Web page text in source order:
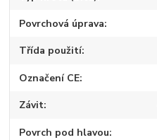
Povrchová úprava
Třída použití
Označení CE
Závit
Povrch pod hlavou